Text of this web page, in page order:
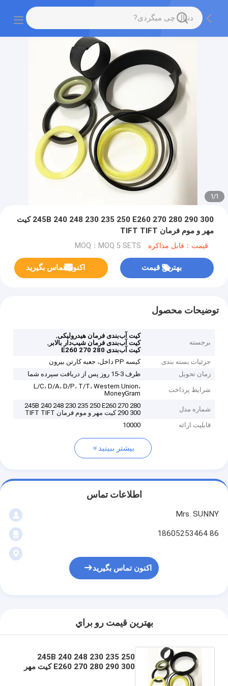
1
/
1
245B 240 248 230 235 250 E260 270 280 290 300 کیت
مهر و موم فرمان TIFT TIFT
قیمت：قابل مذاکره MOQ：MOQ 5 SETS
بهترین قیمت اکنون تماس بگیرید
توضیحات محصول
برجسته
کیت آب‌بندی فرمان هیدرولیکی,
کیت آب‌بندی فرمان شیب‌دار بالابر ,
کیت آب‌بندی E260 270 280
جزئیات بسته بندی
کیسه PP داخل، جعبه کارتن بیرون
زمان تحویل
ظرف 3-15 روز پس از دریافت سپرده شما
شرایط پرداخت
L/C، D/A، D/P، T/T، Western Union،
MoneyGram
شماره مدل
245B 240 248 230 235 250 E260 270 280
290 300 کیت مهر و موم فرمان TIFT TIFT
قابلیت ارائه
10000
بیشتر ببینید
اطلاعات تماس
Mrs. SUNNY
86 18605253464
اکنون تماس بگیرید
بهترين قيمت رو براي
245B 240 248 230 235 250
E260 270 280 290 300 کیت مهر